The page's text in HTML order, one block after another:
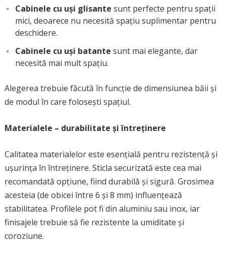
Cabinele cu uși glisante sunt perfecte pentru spații
mici, deoarece nu necesită spațiu suplimentar pentru
deschidere.
Cabinele cu uși batante sunt mai elegante, dar
necesită mai mult spațiu.
Alegerea trebuie făcută în funcție de dimensiunea băii și
de modul în care folosești spațiul.
Materialele – durabilitate și întreținere
Calitatea materialelor este esențială pentru rezistență și
ușurința în întreținere. Sticla securizată este cea mai
recomandată opțiune, fiind durabilă și sigură. Grosimea
acesteia (de obicei între 6 și 8 mm) influențează
stabilitatea. Profilele pot fi din aluminiu sau inox, iar
finisajele trebuie să fie rezistente la umiditate și
coroziune.